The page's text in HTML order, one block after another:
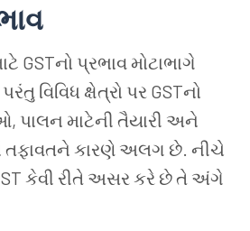
GSTનો પ્રભાવ મોટાભાગે
વિવિધ ક્ષેત્રો પર GSTનો
પાલન માટેની તૈયારી અને
તફાવતને કારણે અલગ છે. નીચે
કેવી રીતે અસર કરે છે તે અંગે